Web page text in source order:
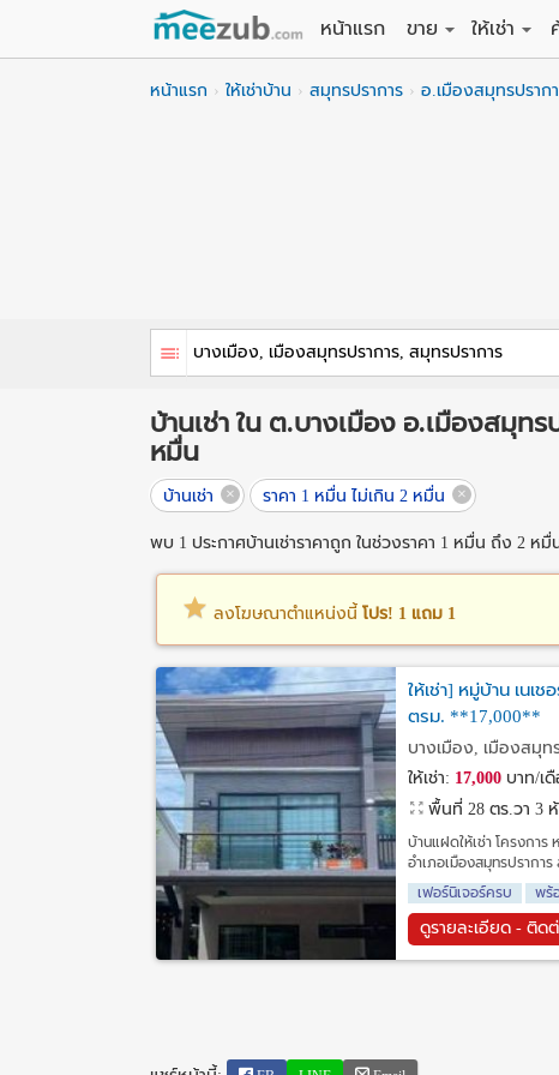
หน้าแรก
ขาย
ให้เช่า
ให้เช่าบ้าน
หน้าแรก ให้เช่าบ้าน สมุทรปราการ อ.เมืองสมุทรปราก
บ้านเช่า ใน ต.บางเมือง อ.เมืองสมุทร
หมื่น
บ้านเช่า ราคา 1 หมื่น ไม่เกิน 2 หมื่น
พบ 1 ประกาศบ้านเช่าราคาถูก ในช่วงราคา 1 หมื่น ถึง 2 หมื่
ลงโฆษณาตำแหน่งนี้ โปร! 1 แถม 1
ให้เช่า] หมู่บ้าน เนเ
ตรม. **17,000**
บางเมือง, เมืองสมุท
ให้เช่า: 17,000 บาท/เ
พื้นที่ 28 ตร.วา 3
บ้านแฝดให้เช่า โครงการ
อำเภอเมืองสมุทรปรากา
เฟอร์นิเจอร์ครบ
พร้
ดูรายละเอียด - ติด